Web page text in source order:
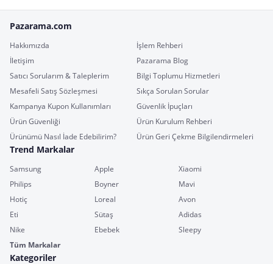
Pazarama.com
Hakkımızda
İşlem Rehberi
İletişim
Pazarama Blog
Satıcı Sorularım & Taleplerim
Bilgi Toplumu Hizmetleri
Mesafeli Satış Sözleşmesi
Sıkça Sorulan Sorular
Kampanya Kupon Kullanımları
Güvenlik İpuçları
Ürün Güvenliği
Ürün Kurulum Rehberi
Ürünümü Nasıl İade Edebilirim?
Ürün Geri Çekme Bilgilendirmeleri
Trend Markalar
Samsung Apple
Xiaomi
Philips
Boyner
Mavi
Hotiç
Loreal
Avon
Eti
Sütaş
Adidas
Nike
Ebebek
Sleepy
Tüm Markalar
Kategoriler